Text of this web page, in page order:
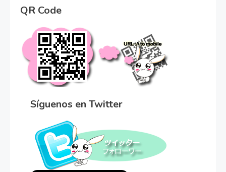
QR Code
Síguenos en Twitter